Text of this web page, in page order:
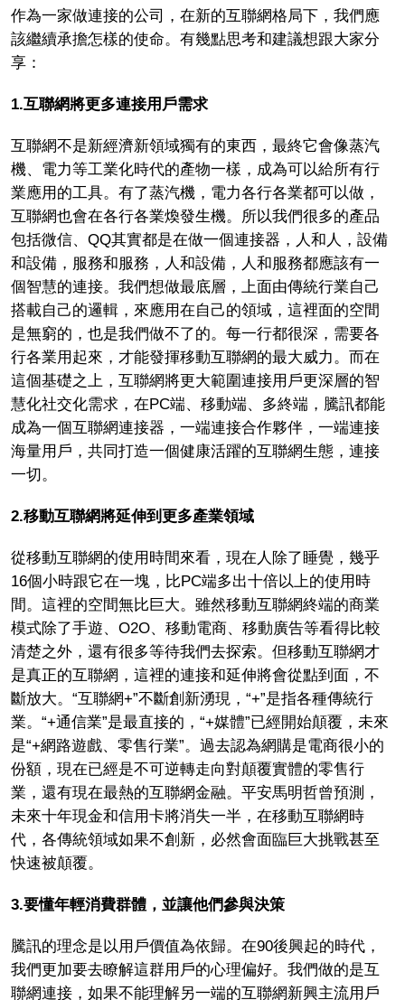
作為一家做連接的公司，在新的互聯網格局下，我們應
該繼續承擔怎樣的使命。有幾點思考和建議想跟大家分
享：
1.互聯網將更多連接用戶需求
互聯網不是新經濟新領域獨有的東西，最終它會像蒸汽
機、電力等工業化時代的產物一樣，成為可以給所有行
業應用的工具。有了蒸汽機，電力各行各業都可以做，
互聯網也會在各行各業煥發生機。所以我們很多的產品
包括微信、QQ其實都是在做一個連接器，人和人，設備
和設備，服務和服務，人和設備，人和服務都應該有一
個智慧的連接。我們想做最底層，上面由傳統行業自己
搭載自己的邏輯，來應用在自己的領域，這裡面的空間
是無窮的，也是我們做不了的。每一行都很深，需要各
行各業用起來，才能發揮移動互聯網的最大威力。而在
這個基礎之上，互聯網將更大範圍連接用戶更深層的智
慧化社交化需求，在PC端、移動端、多終端，騰訊都能
成為一個互聯網連接器，一端連接合作夥伴，一端連接
海量用戶，共同打造一個健康活躍的互聯網生態，連接
一切。
2.移動互聯網將延伸到更多產業領域
從移動互聯網的使用時間來看，現在人除了睡覺，幾乎
16個小時跟它在一塊，比PC端多出十倍以上的使用時
間。這裡的空間無比巨大。雖然移動互聯網終端的商業
模式除了手遊、O2O、移動電商、移動廣告等看得比較
清楚之外，還有很多等待我們去探索。但移動互聯網才
是真正的互聯網，這裡的連接和延伸將會從點到面，不
斷放大。“互聯網+”不斷創新湧現，“+”是指各種傳統行
業。“+通信業”是最直接的，“+媒體”已經開始顛覆，未來
是“+網路遊戲、零售行業”。過去認為網購是電商很小的
份額，現在已經是不可逆轉走向對顛覆實體的零售行
業，還有現在最熱的互聯網金融。平安馬明哲曾預測，
未來十年現金和信用卡將消失一半，在移動互聯網時
代，各傳統領域如果不創新，必然會面臨巨大挑戰甚至
快速被顛覆。
3.要懂年輕消費群體，並讓他們參與決策
騰訊的理念是以用戶價值為依歸。在90後興起的時代，
我們更加要去瞭解這群用戶的心理偏好。我們做的是互
聯網連接，如果不能理解另一端的互聯網新興主流用戶